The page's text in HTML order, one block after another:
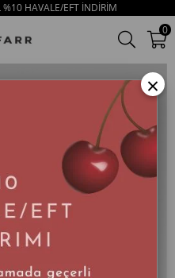
HAVALE/EFT İNDİRİM
0
×